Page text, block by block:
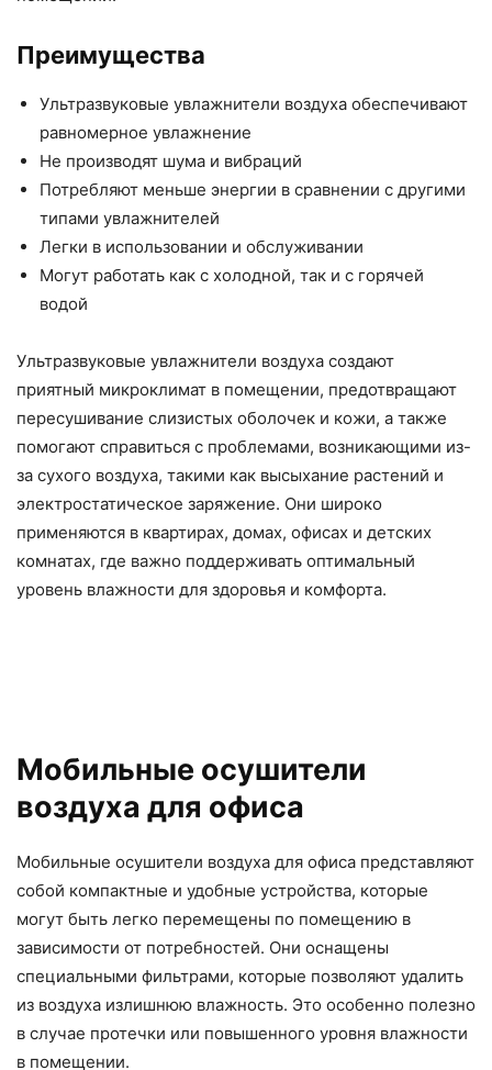
Преимущества
Ультразвуковые увлажнители воздуха обеспечивают
равномерное увлажнение
Не производят шума и вибраций
Потребляют меньше энергии в сравнении с другими
типами увлажнителей
Легки в использовании и обслуживании
Могут работать как с холодной, так и с горячей
водой
Ультразвуковые увлажнители воздуха создают
приятный микроклимат в помещении, предотвращают
пересушивание слизистых оболочек и кожи, а также
помогают справиться с проблемами, возникающими из-
за сухого воздуха, такими как высыхание растений и
электростатическое заряжение. Они широко
применяются в квартирах, домах, офисах и детских
комнатах, где важно поддерживать оптимальный
уровень влажности для здоровья и комфорта.
Мобильные осушители
воздуха для офиса
Мобильные осушители воздуха для офиса представляют
собой компактные и удобные устройства, которые
могут быть легко перемещены по помещению в
зависимости от потребностей. Они оснащены
специальными фильтрами, которые позволяют удалить
из воздуха излишнюю влажность. Это особенно полезно
в случае протечки или повышенного уровня влажности
в помещении.